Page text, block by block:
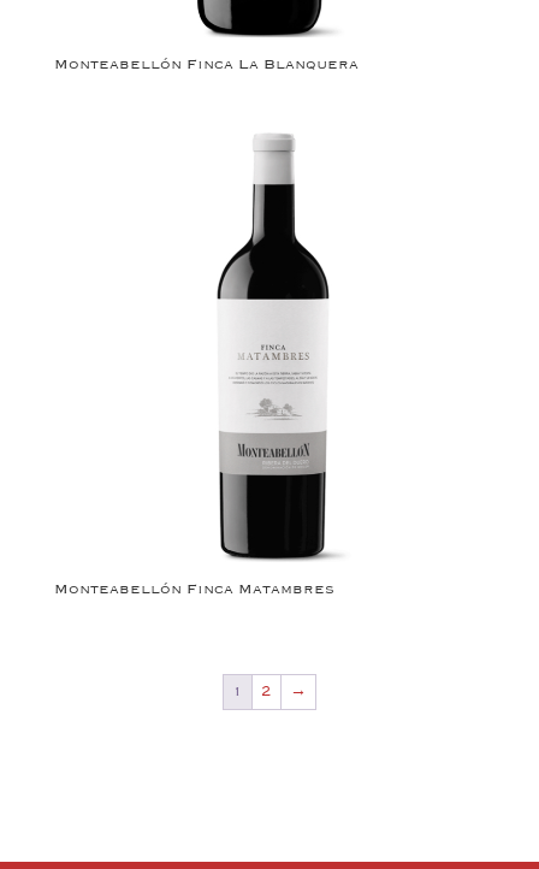
Monteabellón Finca La Blanquera
Monteabellón Finca Matambres
1 2 →